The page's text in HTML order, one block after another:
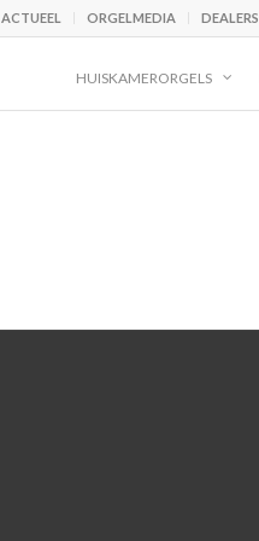
ACTUEEL ORGELMEDIA DEALERS
HUISKAMERORGELS